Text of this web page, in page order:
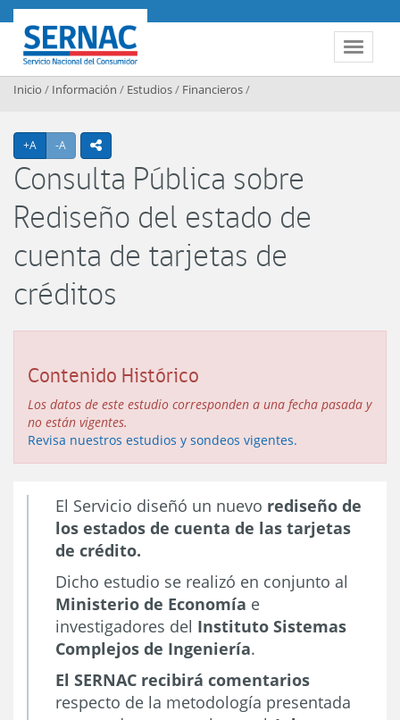
Contenido principal
Toggle
SERNAC
Inicio / Información / Estudios/ Financieros/
+A Agrandar texto
-A Achicar textoicono compartir
Consulta Pública sobre
Rediseño del estado de
cuenta de tarjetas de
créditos
Contenido Histórico
Los datos de este estudio corresponden a una fecha pasada y
no están vigentes.
Revisa nuestros estudios y sondeos vigentes.
El Servicio diseñó un nuevo rediseño de
los estados de cuenta de las tarjetas
de crédito.
Dicho estudio se realizó en conjunto al
Ministerio de Economía e
investigadores del Instituto Sistemas
Complejos de Ingeniería.
El SERNAC recibirá comentarios
respecto de la metodología presentada